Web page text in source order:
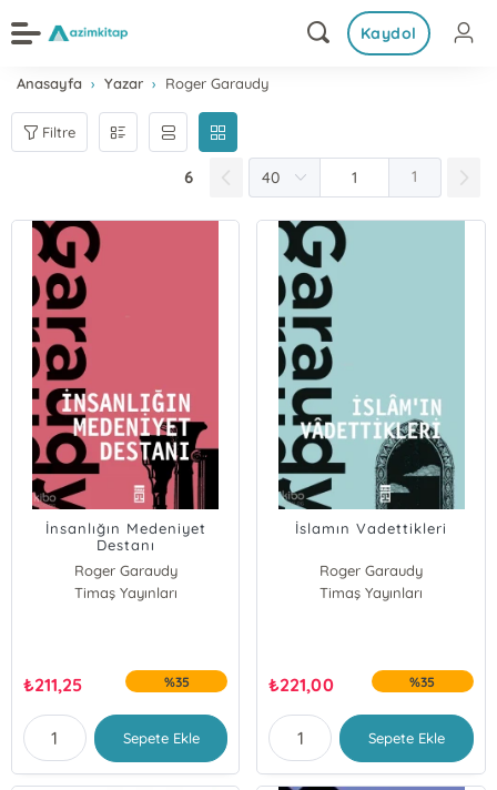
Kaydol
Anasayfa Yazar Roger Garaudy
Filtre
6 1
İnsanlığın Medeniyet
Destanı
Roger Garaudy
Timaş Yayınları
₺211,25 %35
Sepete Ekle
İslamın Vadettikleri
Roger Garaudy
Timaş Yayınları
₺221,00 %35
Sepete Ekle